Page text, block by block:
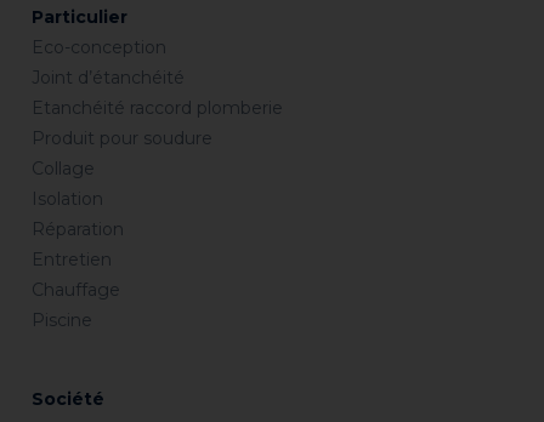
Particulier
Eco-conception
Joint d’étanchéité
Etanchéité raccord plomberie
Produit pour soudure
Collage
Isolation
Réparation
Entretien
Chauffage
Piscine
Société